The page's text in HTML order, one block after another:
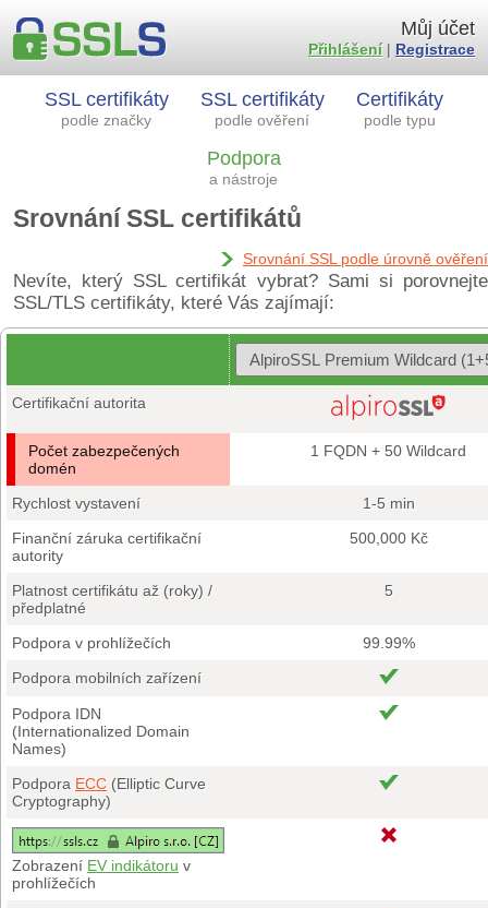
SSL certifikáty
podle značky
SSL certifikáty
podle ověření
Certifikáty
podle typu
Podpora
a nástroje
Můj účet
Přihlášení| Registrace
Srovnání SSL certifikátů
Srovnání SSL podle úrovně ověření
Nevíte, který SSL certifikát vybrat? Sami si porovnejte
SSL/TLS certifikáty, které Vás zajímají:
Certifikační autorita
Počet zabezpečených
domén
1 FQDN + 50 Wildcard
Rychlost vystavení
1-5 min
Finanční záruka certifikační
autority
500,000 Kč
Platnost certifikátu až (roky) /
předplatné
5
Podpora v prohlížečích
99.99%
Podpora mobilních zařízení
Podpora IDN
(Internationalized Domain
Names)
Podpora ECC (Elliptic Curve
Cryptography)
Zobrazení EV indikátoru v
prohlížečích